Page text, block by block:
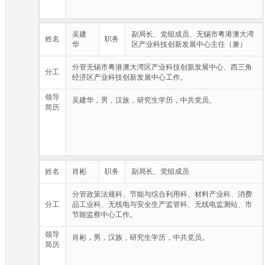
政策，开展节能监察管理和节能评估审查工作。推进绿色制造工
程。指导全市墙体材料革新和发展散装水泥工作。
（十四）培育发展全市大企业大集团和龙头骨干企业。研究制订并
发，组织指导企业经营管理人才教育培训。协调企业重大资产重组
项目。牵头推进企业减负降本。
（十五）负责全市中小企业和民营经济发展的宏观指导和服务。会
同有关部门制订促进中小企业和民营经济发展的政策措施，协调解
决发展中的有关重大问题。负责中小企业公共服务平台和社会化服
施；统筹全市无线电频谱资源的开发和利用；负责全市无线电频率
使用、无线电台（站）设置使用、无线电发射设备和辐射无线电波
的非无线电设备的管理；组织开展无线电监测和监督检查；组织
平、战时无线电管制。
（十七）负责全市国防科技工业统筹发展工作。联系国防与军工产
品生产企业，推进军民融合、寓军于民工作；负责军品科研、生
产、固定资产投资、合同管理、生产许可和保密资格审查；负责武
器装备动员和军民两用技术双向转移工作；参与协调处理军地间无
线电管理相关事宜；组织管理国防科技工业质量、计量、标准、情
姓名
吴建
华
职务
副局长、党组成员、无锡市粤港澳大湾
区产业科技创新发展中心主任（兼）
分工
分管无锡市粤港澳大湾区产业科技创新发展中心、西三角
经济区产业科技创新发展中心工作。
领导
简历
吴建华，男，汉族，研究生学历，中共党员。
姓名 肖彬 职务 副局长、党组成员
分工
分管政策法规科、节能与综合利用科、材料产业科、消费
品工业科、无线电与安全生产监管科、无线电监测站、市
节能监察中心工作。
领导
简历
肖彬，男，汉族，研究生学历，中共党员。